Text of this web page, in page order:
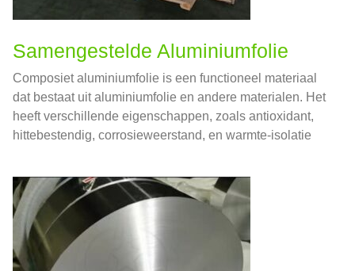
Samengestelde Aluminiumfolie
Composiet aluminiumfolie is een functioneel materiaal
dat bestaat uit aluminiumfolie en andere materialen. Het
heeft verschillende eigenschappen, zoals antioxidant,
hittebestendig, corrosieweerstand, en warmte-isolatie